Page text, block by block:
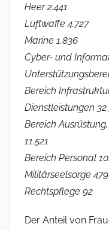
Heer 2.441
Luftwaffe 4.727
Marine 1.836
Cyber- und
Bereich
Dienstleistungen
Bereich
11.521
Bereich Personal
Militärseelsorge 479
Rechtspflege 92
Der Anteil von